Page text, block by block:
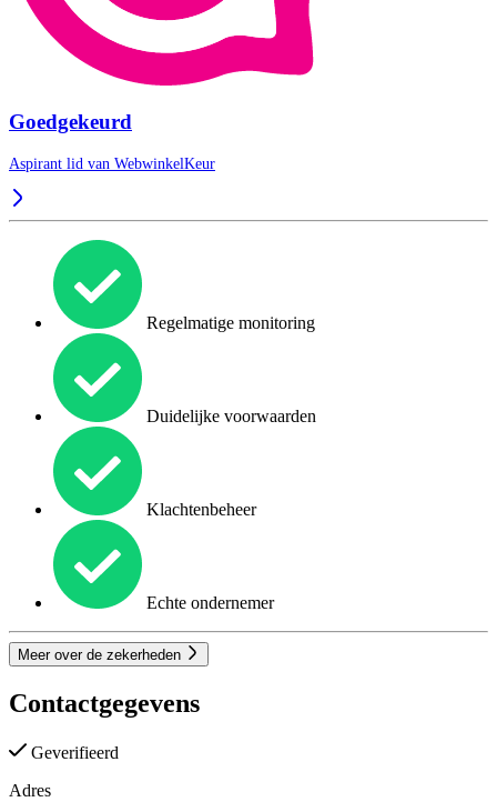
Goedgekeurd
Aspirant lid van WebwinkelKeur
Regelmatige monitoring
Duidelijke voorwaarden
Klachtenbeheer
Echte ondernemer
Meer over de zekerheden
Contactgegevens
Geverifieerd
Adres